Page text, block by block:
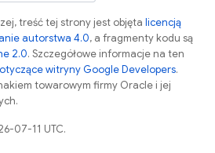
treść tej strony jest objęta licencją
autorstwa 4.0, a fragmenty kodu są
2.0. Szczegółowe informacje na ten
witryny Google Developers.
towarowym firmy Oracle i jej
07-11 UTC.